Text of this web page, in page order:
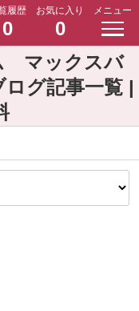
履歴
0
お気に入り
0
メニュー
マックスバ
グ記事一覧 |